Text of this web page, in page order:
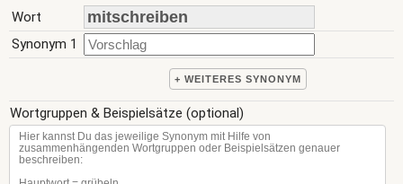
Wort
Synonym 1
+ WEITERES SYNONYM
Wortgruppen & Beispielsätze (optional)